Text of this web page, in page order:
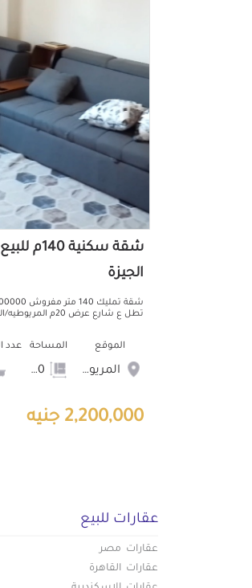
شقة
الجيزة
تطل ع شارع عرض 20م المريوطيه/اللبيني...
الموقع
المريوطية
المساحة عدد
2,200,000 جنيه
عقارات للبيع
عقارات مصر
عقارات القاهرة